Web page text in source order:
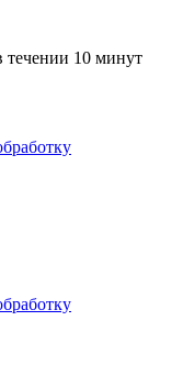
течении 10 минут